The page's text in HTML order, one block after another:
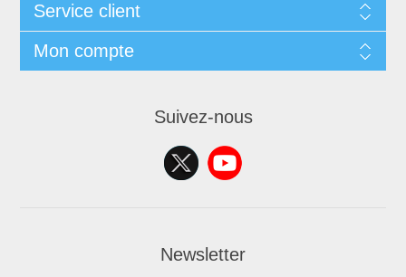
Service client
Mon compte
Suivez-nous
Newsletter